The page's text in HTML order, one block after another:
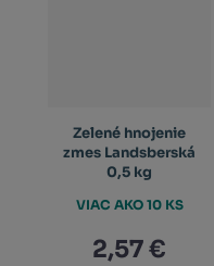
Zelené hnojenie
zmes Landsberská
0,5 kg
2,57 €
VIAC AKO 10 KS